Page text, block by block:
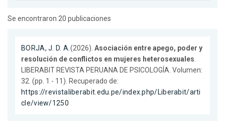
Se encontraron 20 publicaciones
BORJA, J. D. A.(2026). Asociación entre apego, poder y
resolución de conflictos en mujeres heterosexuales.
LIBERABIT REVISTA PERUANA DE PSICOLOGÍA. Volumen:
32. (pp. 1 - 11). Recuperado de:
https://revistaliberabit.edu.pe/index.php/Liberabit/arti
cle/view/1250